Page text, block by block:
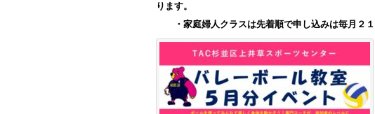
ります。
・家庭婦人クラスは先着順で申し込みは毎月２１